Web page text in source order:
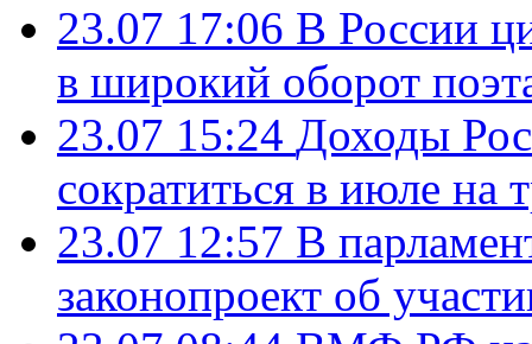
23.07 17:06 В России
в широкий оборот
23.07 15:24 Доходы
сократиться в июле на
23.07 12:57 В
законопроект об